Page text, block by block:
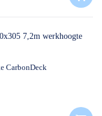
7,2m werkhoogte
CarbonDeck